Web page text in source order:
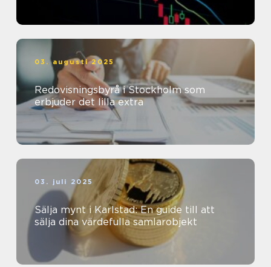
03. augusti 2025
Redovisningsbyrå i Stockholm som
erbjuder det lilla extra
03. juli 2025
Sälja mynt i Karlstad: En guide till att
sälja dina värdefulla samlarobjekt